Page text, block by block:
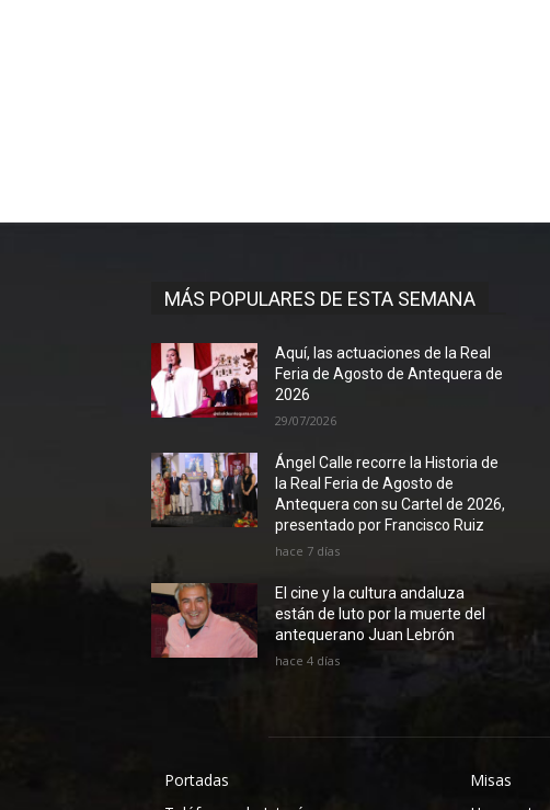
MÁS POPULARES DE ESTA SEMANA
Aquí, las actuaciones de la Real
Feria de Agosto de Antequera de
2026
29/07/2026
Ángel Calle recorre la Historia de
la Real Feria de Agosto de
Antequera con su Cartel de 2026,
presentado por Francisco Ruiz
hace 7 días
El cine y la cultura andaluza
están de luto por la muerte del
antequerano Juan Lebrón
hace 4 días
Portadas
Misas